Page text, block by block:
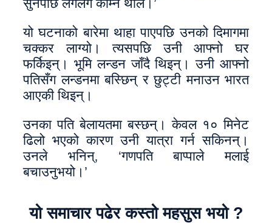
सुनेपछि लगलग काम्न थालेँ।’
यो घटनाको बारेमा थाहा पाएपछि उनको दिमागमा
चक्कर लाग्यो। त्यसपछि उनी आफ्नो घर
फर्किइन्। भूमि लन्डन जाँदै थिइन्। उनी आफ्नो
पतिसँग लन्डनमा बस्छिन् र छुट्टी मनाउन भारत
आएकी थिइन्।
उनका पति बेलायतमा बस्छन्। केवल १० मिनेट
ढिलो भएको कारण उनी यात्रा गर्न सकिनन्।
उनले भनिन्‚ ‘गणपति बाप्पाले मलाई
बचाउनुभयो।’
यो समाचार पढेर कस्तो महसुस भयो ?